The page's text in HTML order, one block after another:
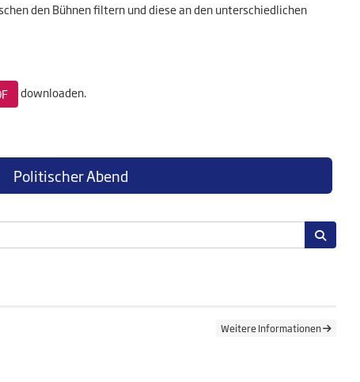
den Bühnen filtern und diese an den unterschiedlichen
downloaden.
Politischer Abend
Weitere Informationen